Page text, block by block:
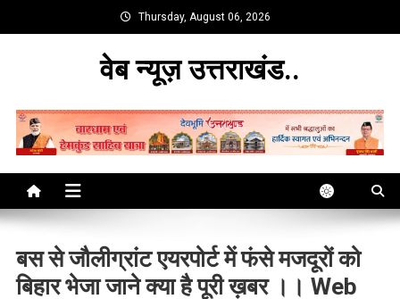
to
Thursday, August 06, 2026
वेब न्यूज़ उत्तराखंड..
बस से जौलीग्रांट एयरपोर्ट में फंसे मजदूरों को
बिहार भेजा जाने क्या है पूरी ख़बर ।। Web